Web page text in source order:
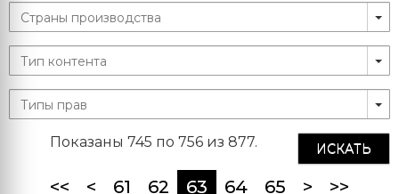
ИСКАТЬ
Показаны 745 по 756 из 877.
<< < 61 62 63 (current)
64 65 > >>